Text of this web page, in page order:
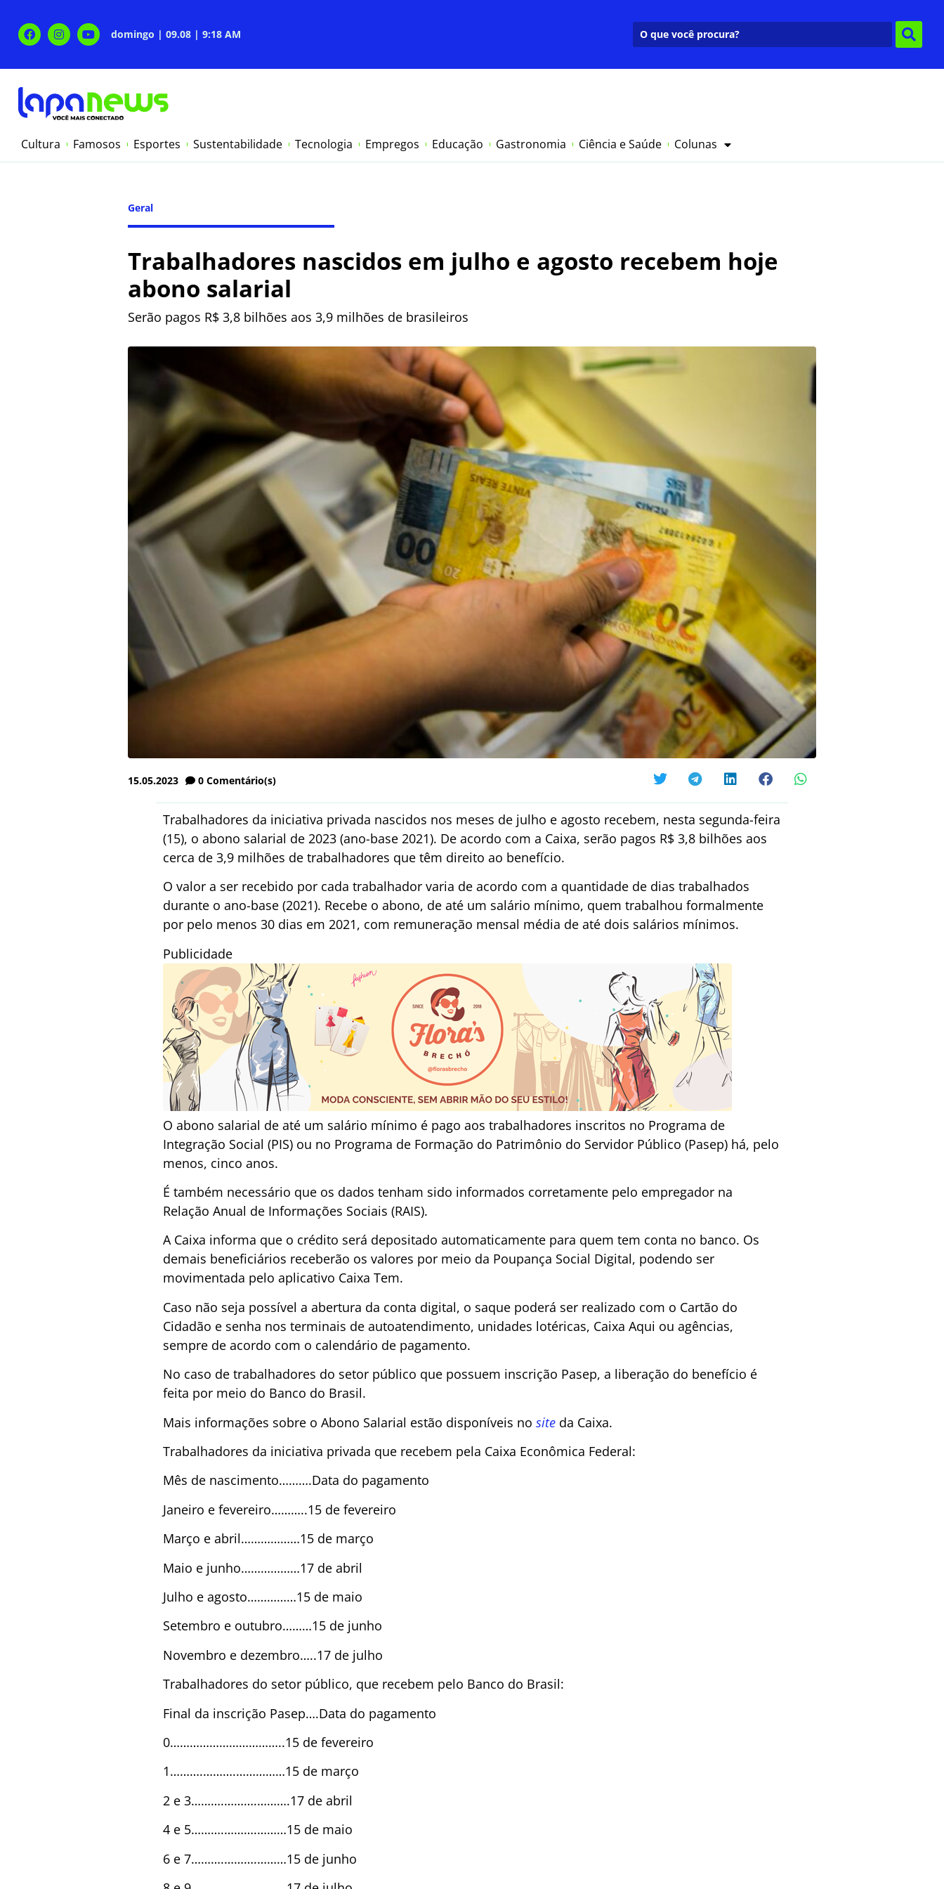
domingo | 09.08 | 9:18 AM
Cultura Famosos Esportes Sustentabilidade Tecnologia Empregos Educação Gastronomia Ciência e Saúde Colunas
Geral
Trabalhadores nascidos em julho e agosto recebem hoje
abono salarial
Serão pagos R$ 3,8 bilhões aos 3,9 milhões de brasileiros
15.05.2023 0 Comentário(s)
Trabalhadores da iniciativa privada nascidos nos meses de julho e agosto recebem, nesta segunda-feira
(15), o abono salarial de 2023 (ano-base 2021). De acordo com a Caixa, serão pagos R$ 3,8 bilhões aos
cerca de 3,9 milhões de trabalhadores que têm direito ao benefício.
O valor a ser recebido por cada trabalhador varia de acordo com a quantidade de dias trabalhados
durante o ano-base (2021). Recebe o abono, de até um salário mínimo, quem trabalhou formalmente
por pelo menos 30 dias em 2021, com remuneração mensal média de até dois salários mínimos.
Publicidade
O abono salarial de até um salário mínimo é pago aos trabalhadores inscritos no Programa de
Integração Social (PIS) ou no Programa de Formação do Patrimônio do Servidor Público (Pasep) há, pelo
menos, cinco anos.
É também necessário que os dados tenham sido informados corretamente pelo empregador na
Relação Anual de Informações Sociais (RAIS).
A Caixa informa que o crédito será depositado automaticamente para quem tem conta no banco. Os
demais beneficiários receberão os valores por meio da Poupança Social Digital, podendo ser
movimentada pelo aplicativo Caixa Tem.
Caso não seja possível a abertura da conta digital, o saque poderá ser realizado com o Cartão do
Cidadão e senha nos terminais de autoatendimento, unidades lotéricas, Caixa Aqui ou agências,
sempre de acordo com o calendário de pagamento.
No caso de trabalhadores do setor público que possuem inscrição Pasep, a liberação do benefício é
feita por meio do Banco do Brasil.
Mais informações sobre o Abono Salarial estão disponíveis no site da Caixa.
Trabalhadores da iniciativa privada que recebem pela Caixa Econômica Federal:
Mês de nascimento……….Data do pagamento
Janeiro e fevereiro………..15 de fevereiro
Março e abril………………15 de março
Maio e junho………………17 de abril
Julho e agosto……………15 de maio
Setembro e outubro………15 de junho
Novembro e dezembro…..17 de julho
Trabalhadores do setor público, que recebem pelo Banco do Brasil:
Final da inscrição Pasep….Data do pagamento
0……………………………..15 de fevereiro
1……….……….……………15 de março
2 e 3……….……….……….17 de abril
4 e 5……….……….………15 de maio
6 e 7……….……….………15 de junho